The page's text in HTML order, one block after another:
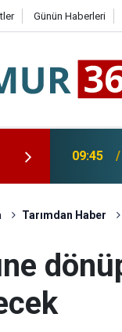
Günün Haberleri
09:12
Tarımdan Haber